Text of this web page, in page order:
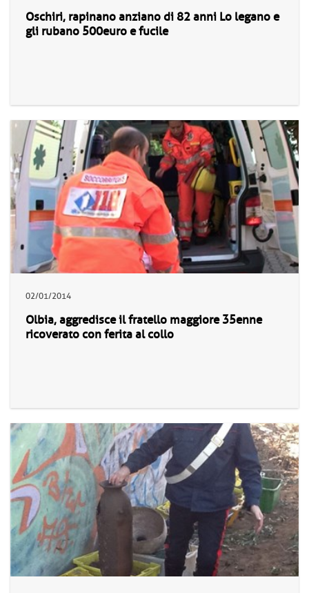
Oschiri, rapinano anziano di 82 anni Lo legano e
gli rubano 500euro e fucile
02/01/2014
Olbia, aggredisce il fratello maggiore 35enne
ricoverato con ferita al collo